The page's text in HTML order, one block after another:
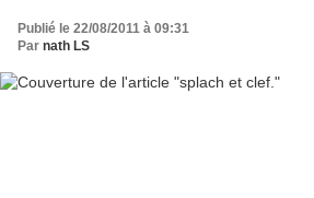
Publié le 22/08/2011 à 09:31
Par nath LS